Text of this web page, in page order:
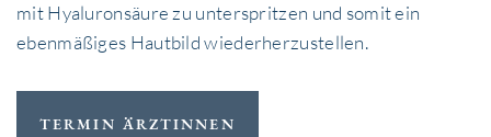
mit Hyaluronsäure zu unterspritzen und somit ein
ebenmäßiges Hautbild wiederherzustellen.
TERMIN ÄRZTINNEN